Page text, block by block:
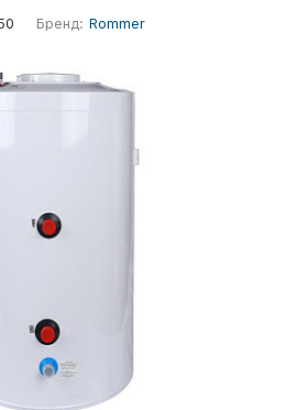
Бренд: Rommer